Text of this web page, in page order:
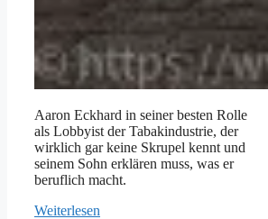
Aaron Eckhard in seiner besten Rolle
als Lobbyist der Tabakindustrie, der
wirklich gar keine Skrupel kennt und
seinem Sohn erklären muss, was er
beruflich macht.
Weiterlesen